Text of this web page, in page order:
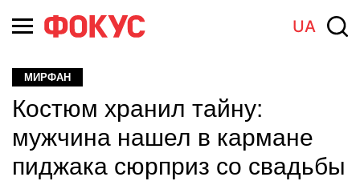
UA
МИРФАН
Костюм хранил тайну:
мужчина нашел в кармане
пиджака сюрприз со свадьбы